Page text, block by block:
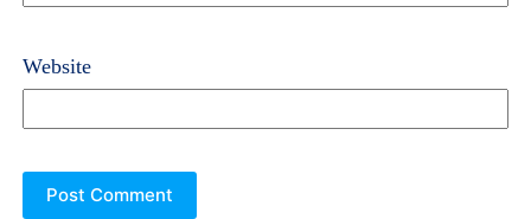
Website